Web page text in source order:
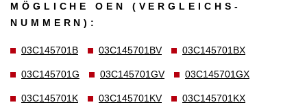
MÖGLICHE OEN (VERGLEICHS­
NUMMERN):
03C145701B 03C145701BV 03C145701BX
03C145701G 03C145701GV 03C145701GX
03C145701K 03C145701KV 03C145701KX